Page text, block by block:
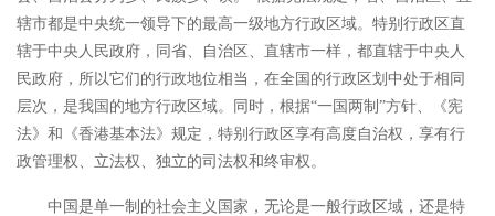
辖市都是中央统一领导下的最高一级地方行政区域。特别行政区直
辖于中央人民政府，同省、自治区、直辖市一样，都直辖于中央人
民政府，所以它们的行政地位相当，在全国的行政区划中处于相同
层次，是我国的地方行政区域。同时，根据“一国两制”方针、《宪
法》和《香港基本法》规定，特别行政区享有高度自治权，享有行
政管理权、立法权、独立的司法权和终审权。
中国是单一制的社会主义国家，无论是一般行政区域，还是特